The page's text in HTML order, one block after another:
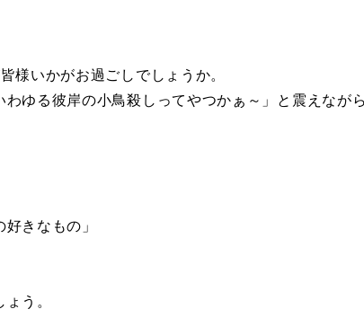
様いかがお過ごしでしょうか。
ゆる彼岸の小鳥殺しってやつかぁ～」と震えなが
きなもの」
う。